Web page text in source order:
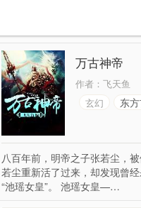
万古神帝
作者： 飞天鱼
玄幻
东
八百年前，明帝之子张若尘，
若尘重新活了过来，却发现曾
“池瑶女皇”。 池瑶女皇—…